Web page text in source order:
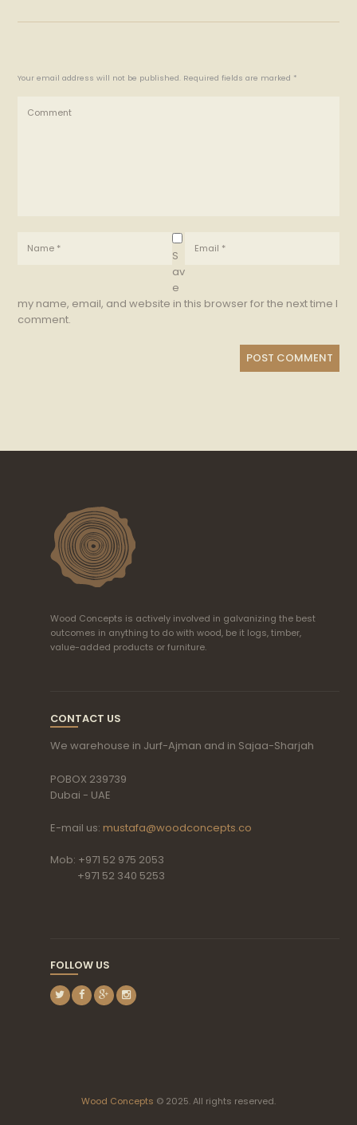
Your email address will not be published. Required fields are marked *
S
av
e
my name, email, and website in this browser for the next time I
comment.
Wood Concepts is actively involved in galvanizing the best
outcomes in anything to do with wood, be it logs, timber,
value-added products or furniture.
CONTACT US
We warehouse in Jurf-Ajman and in Sajaa-Sharjah
POBOX 239739
Dubai - UAE
E-mail us: mustafa@woodconcepts.co
Mob: +971 52 975 2053
+971 52 340 5253
FOLLOW US
Wood Concepts © 2025. All rights reserved.